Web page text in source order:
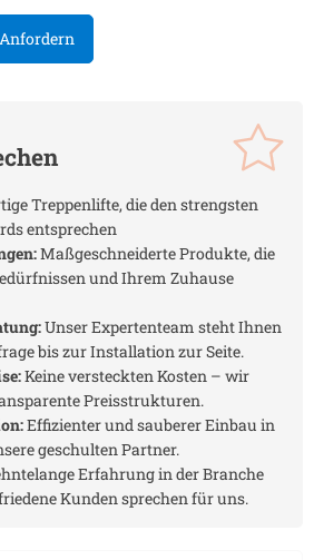
Treppenlifte, die den strengsten
entsprechen
Maßgeschneiderte Produkte, die
und Ihrem Zuhause
Unser Expertenteam steht Ihnen
bis zur Installation zur Seite.
Keine versteckten Kosten – wir
Preisstrukturen.
Effizienter und sauberer Einbau in
geschulten Partner.
Erfahrung in der Branche
Kunden sprechen für uns.